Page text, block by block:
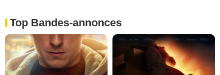
Top Bandes-annonces